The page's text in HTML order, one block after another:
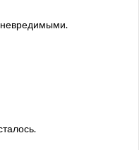
невредимыми.